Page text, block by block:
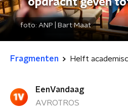
foto: ANP | Bart Maat
Fragmenten
EenVandaag
AVROTROS